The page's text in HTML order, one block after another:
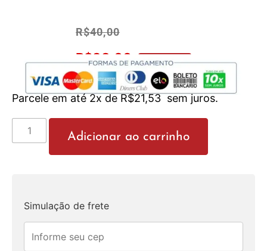
R$40,00
R$38,00 No Pix 5% OFF
Parcele em até 2x deR$21,53 sem juros.
Adicionar ao carrinho
Simulação de frete